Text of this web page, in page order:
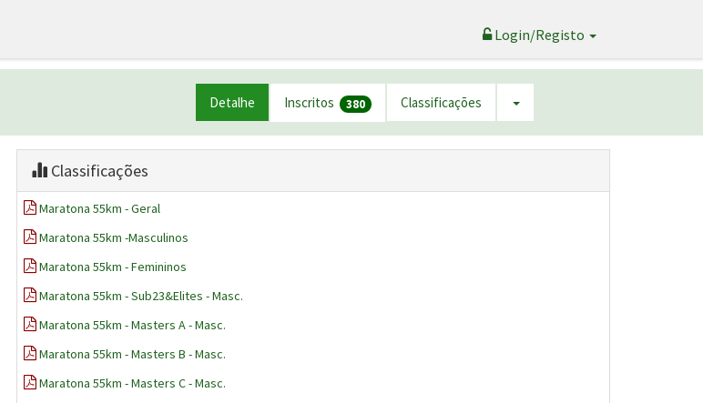
Login/Registo
Detalhe Inscritos 380 Classificações
Classificações
Maratona 55km - Geral
Maratona 55km -Masculinos
Maratona 55km - Femininos
Maratona 55km - Sub23&Elites - Masc.
Maratona 55km - Masters A - Masc.
Maratona 55km - Masters B - Masc.
Maratona 55km - Masters C - Masc.